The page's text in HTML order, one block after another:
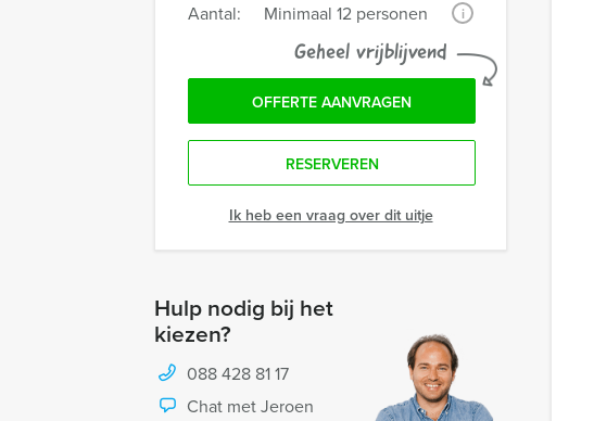
Aantal:
Minimaal 12 personen i
Geheel vrijblijvend
OFFERTE AANVRAGEN
RESERVEREN
Ik heb een vraag over dit uitje
Hulp nodig bij het
kiezen?
088 428 81 17
Chat met Jeroen